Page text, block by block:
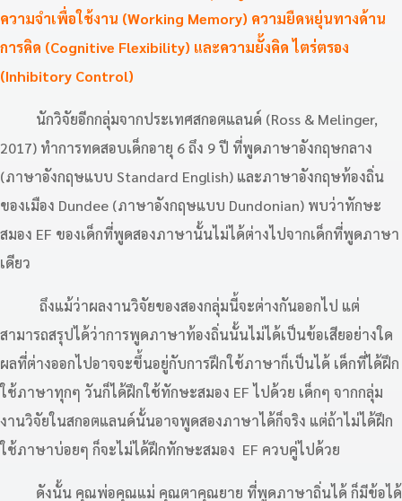
ความจำเพื่อใช้งาน (Working Memory) ความยืดหยุ่นทางด้าน
การคิด (Cognitive Flexibility) และความยั้งคิด ไตร่ตรอง
(Inhibitory Control)
นักวิจัยอีกกลุ่มจากประเทศสกอตแลนด์ (Ross & Melinger,
2017) ทำการทดสอบเด็กอายุ 6 ถึง 9 ปี ที่พูดภาษาอังกฤษกลาง
(ภาษาอังกฤษแบบ Standard English) และภาษาอังกฤษท้องถิ่น
ของเมือง Dundee (ภาษาอังกฤษแบบ Dundonian) พบว่าทักษะ
สมอง EF ของเด็กที่พูดสองภาษานั้นไม่ได้ต่างไปจากเด็กที่พูดภาษา
เดียว
ถึงแม้ว่าผลงานวิจัยของสองกลุ่มนี้จะต่างกันออกไป แต่
สามารถสรุปได้ว่าการพูดภาษาท้องถิ่นนั้นไม่ได้เป็นข้อเสียอย่างใด
ผลที่ต่างออกไปอาจจะขึ้นอยู่กับการฝึกใช้ภาษาก็เป็นได้ เด็กที่ได้ฝึก
ใช้ภาษาทุกๆ วันก็ได้ฝึกใช้ทักษะสมอง EF ไปด้วย เด็กๆ จากกลุ่ม
งานวิจัยในสกอตแลนด์นั้นอาจพูดสองภาษาได้ก็จริง แต่ถ้าไม่ได้ฝึก
ใช้ภาษาบ่อยๆ ก็จะไม่ได้ฝึกทักษะสมอง EF ควบคู่ไปด้วย
ดังนั้น คุณพ่อคุณแม่ คุณตาคุณยาย ที่พูดภาษาถิ่นได้ ก็มีข้อได้